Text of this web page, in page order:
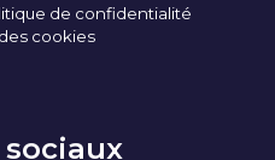
de confidentialité
cookies
sociaux